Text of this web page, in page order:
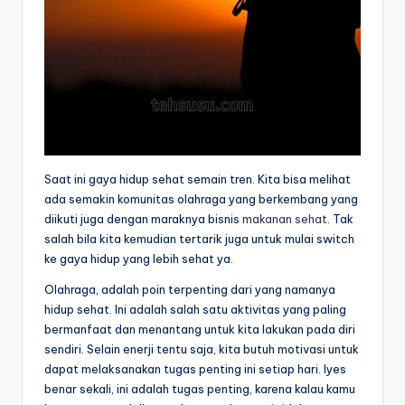
Saat ini gaya hidup sehat semain tren. Kita bisa melihat
ada semakin komunitas olahraga yang berkembang yang
diikuti juga dengan maraknya bisnis makanan sehat . Tak
salah bila kita kemudian tertarik juga untuk mulai switch
ke gaya hidup yang lebih sehat ya.
Olahraga, adalah poin terpenting dari yang namanya
hidup sehat. Ini adalah salah satu aktivitas yang paling
bermanfaat dan menantang untuk kita lakukan pada diri
sendiri. Selain enerji tentu saja, kita butuh motivasi untuk
dapat melaksanakan tugas penting ini setiap hari. Iyes
benar sekali, ini adalah tugas penting, karena kalau kamu